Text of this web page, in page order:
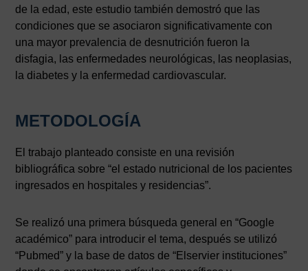
de la edad, este estudio también demostró que las
condiciones que se asociaron significativamente con
una mayor prevalencia de desnutrición fueron la
disfagia, las enfermedades neurológicas, las neoplasias,
la diabetes y la enfermedad cardiovascular.
METODOLOGÍA
El trabajo planteado consiste en una revisión
bibliográfica sobre “el estado nutricional de los pacientes
ingresados en hospitales y residencias”.
Se realizó una primera búsqueda general en “Google
académico” para introducir el tema, después se utilizó
“Pubmed” y la base de datos de “Elservier instituciones”